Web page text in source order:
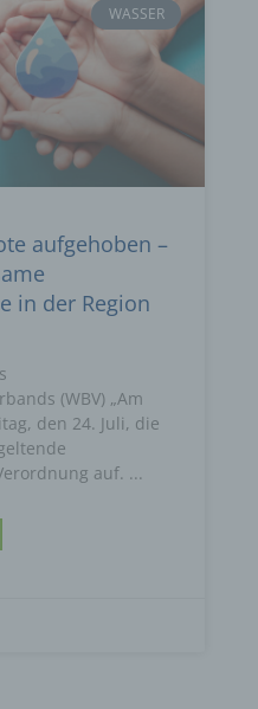
WASSER
aufgehoben –
in der Region
(WBV) „Am
den 24. Juli, die
auf.